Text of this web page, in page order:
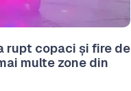
rupt copaci și fire de
multe zone din